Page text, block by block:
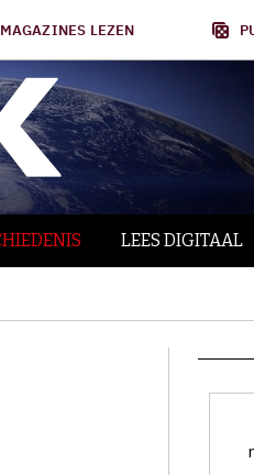
LEZEN
LEES DIGITAAL